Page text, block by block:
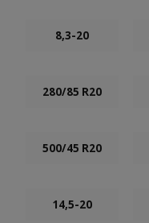
8,3-20
280/85 R20
500/45 R20
14,5-20